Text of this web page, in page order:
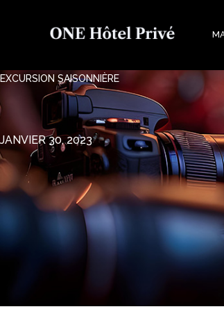
EXCURSION SAISONNIÈRE
JANVIER 30, 2023